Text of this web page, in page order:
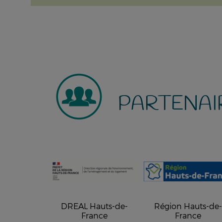
DREAL Hauts-de-
France
Région Hauts-de-
France